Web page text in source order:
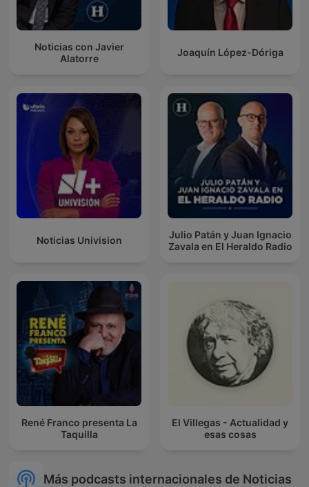
Noticias con Javier
Alatorre
Joaquín López-Dóriga
Noticias Univision
Julio Patán y Juan Ignacio
Zavala en El Heraldo Radio
René Franco presenta La
Taquilla
El Villegas - Actualidad y
esas cosas
Más podcasts internacionales de Noticias